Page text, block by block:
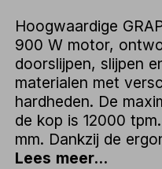
Hoogwaardige
900 W motor,
doorslijpen, slijpen
materialen met
hardheden. De
de kop is 12000
mm. Dankzij de
Lees meer...